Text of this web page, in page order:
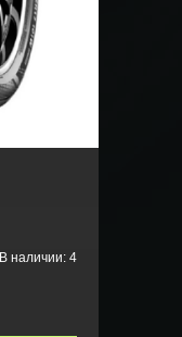
В наличии: 4